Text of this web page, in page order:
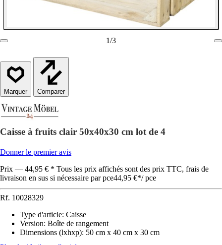
1/3
Comparer
Caisse à fruits clair 50x40x30 cm lot de 4
Donner le premier avis
Prix — 44,95 € * Tous les prix affichés sont des prix TTC, frais de
livraison en sus si nécessaire par pce44,95 €*/ pce
Rf. 10028329
Type d'article: Caisse
Version: Boîte de rangement
Dimensions (lxhxp): 50 cm x 40 cm x 30 cm